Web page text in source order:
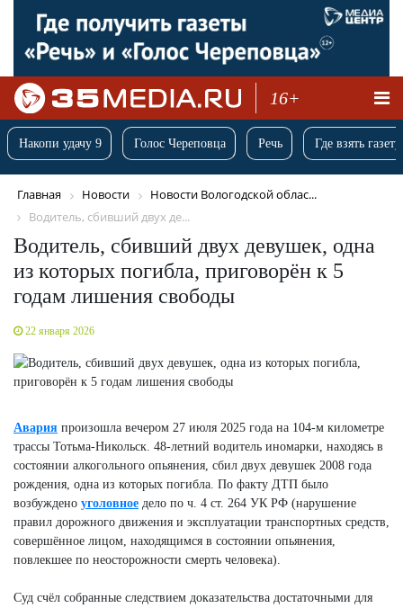
16+
Накопи удачу 9 Голос Череповца Речь Где взять
Главная Новости
Новости Вологодской облас...
Водитель, сбивший двух де...
Водитель, сбивший двух девушек, одна
из которых погибла, приговорён к 5
годам лишения свободы
22 января 2026
Авария произошла вечером 27 июля 2025 года на 104-м километре
трассы Тотьма-Никольск. 48-летний водитель иномарки, находясь в
состоянии алкогольного опьянения, сбил двух девушек 2008 года
рождения, одна из которых погибла. По факту ДТП было
возбуждено уголовное дело по ч. 4 ст. 264 УК РФ (нарушение
правил дорожного движения и эксплуатации транспортных средств,
совершённое лицом, находящимся в состоянии опьянения,
повлекшее по неосторожности смерть человека).
Суд счёл собранные следствием доказательства достаточными для